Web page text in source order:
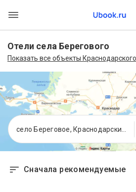
Отели села Берегового
Показать все объекты
Сначала рекомендуемые